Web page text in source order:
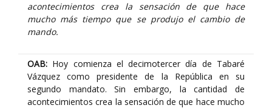
acontecimientos crea la sensación de que hace
mucho más tiempo que se produjo el cambio de
mando.
OAB: Hoy comienza el decimotercer día de Tabaré
Vázquez como presidente de la República en su
segundo mandato. Sin embargo, la cantidad de
acontecimientos crea la sensación de que hace mucho